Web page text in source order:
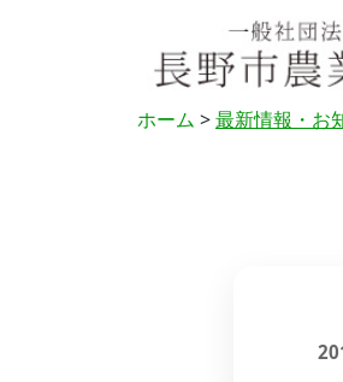
ホーム >最新情報・お